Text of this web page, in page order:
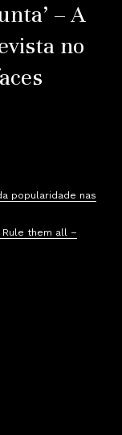
– A
no
popularidade nas
Rule them all –